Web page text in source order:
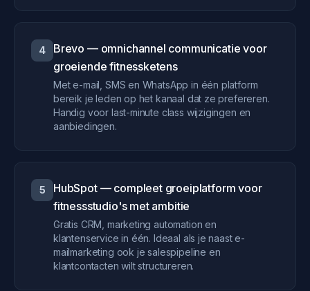
4
Brevo — omnichannel communicatie voor
groeiende fitnessketens
Met e-mail, SMS en WhatsApp in één platform
bereik je leden op het kanaal dat ze prefereren.
Handig voor last-minute class wijzigingen en
aanbiedingen.
5
HubSpot — compleet groeiplatform voor
fitnessstudio's met ambitie
Gratis CRM, marketing automation en
klantenservice in één. Ideaal als je naast e-
mailmarketing ook je salespipeline en
klantcontacten wilt structureren.